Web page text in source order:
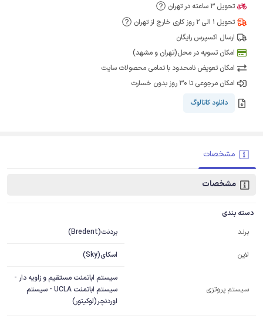
تحویل 3 ساعته در تهران
تحویل 1 الی 2 روز کاری خارج از تهران
ارسال اکسپرس رایگان
امکان تسویه در محل(تهران و مشهد)
امکان تعویض نامحدود با تمامی محصولات سایت
امکان مرجوعی تا 30 روز بدون خسارت
دانلود کاتالوگ
مشخصات
مشخصات
دسته بندی
برند
بردنت(Bredent)
لاین اسکای(Sky)
سیستم پروتزی
سیستم اباتمنت مستقیم و زاویه دار -
سیستم اباتمنت UCLA - سیستم
اوردنچر(لوکیتور)